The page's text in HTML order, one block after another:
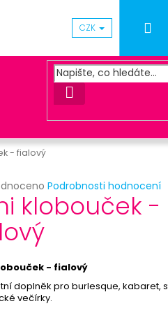
CZK
HLEDAT
- fialový
Podrobnosti hodnocení
klobouček -
- fialový
doplněk pro burlesque, kabaret,
večírky.
OBJEDNÁVKY